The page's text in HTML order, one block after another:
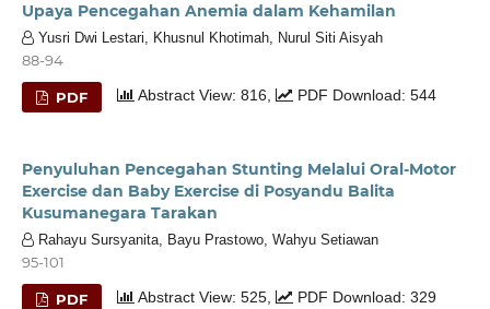
Upaya Pencegahan Anemia dalam Kehamilan
Yusri Dwi Lestari, Khusnul Khotimah, Nurul Siti Aisyah
88-94
PDF Abstract View: 816, PDF Download: 544
Penyuluhan Pencegahan Stunting Melalui Oral-Motor
Exercise dan Baby Exercise di Posyandu Balita
Kusumanegara Tarakan
Rahayu Sursyanita, Bayu Prastowo, Wahyu Setiawan
95-101
PDF Abstract View: 525, PDF Download: 329